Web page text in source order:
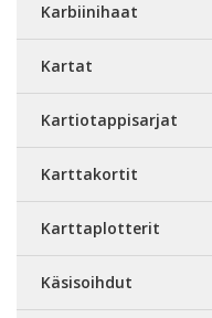
Karbiinihaat
Kartat
Kartiotappisarjat
Karttakortit
Karttaplotterit
Käsisoihdut